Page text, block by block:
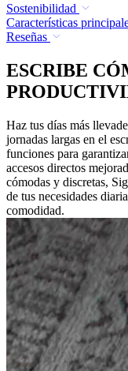
Sostenibilidad
Características
Reseñas
ESCRIBE
Haz tus días más
jornadas largas en el
funciones para
accesos directos
cómodas y discretas,
de tus necesidades
comodidad.